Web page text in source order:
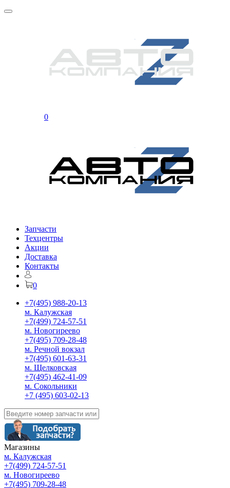
0
Запчасти
Техцентры
Акции
Доставка
Контакты
0
+7(495) 988-20-13
м. Калужская
+7(499) 724-57-51
м. Новогиреево
+7(495) 709-28-48
м. Речной вокзал
+7(495) 601-63-31
м. Щелковская
+7(495) 462-41-09
м. Сокольники
+7 (495) 603-02-13
Магазины
м. Калужская
+7(499) 724-57-51
м. Новогиреево
+7(495) 709-28-48